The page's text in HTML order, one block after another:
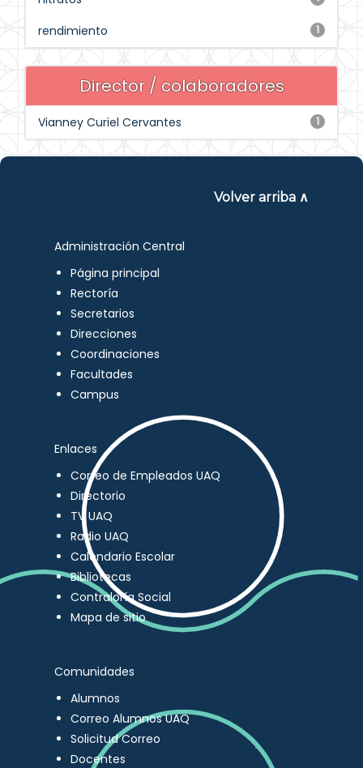
1
rendimiento
Director / colaboradores
1
Vianney Curiel Cervantes
Volver arriba ∧
Administración Central
Página principal
Rectoría
Secretarios
Direcciones
Coordinaciones
Facultades
Campus
Enlaces
Correo de Empleados UAQ
Directorio
TV UAQ
Radio UAQ
Calendario Escolar
Bibliotecas
Contraloría Social
Mapa de sitio
Comunidades
Alumnos
Correo Alumnos UAQ
Solicitud Correo
Docentes